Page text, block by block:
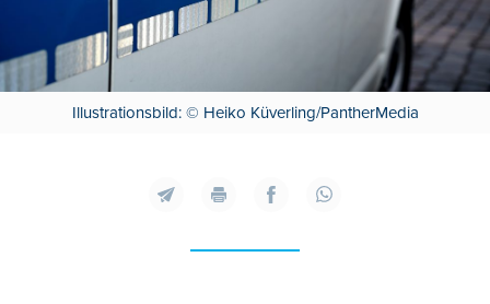
Illustrationsbild: © Heiko Küverling/PantherMedia